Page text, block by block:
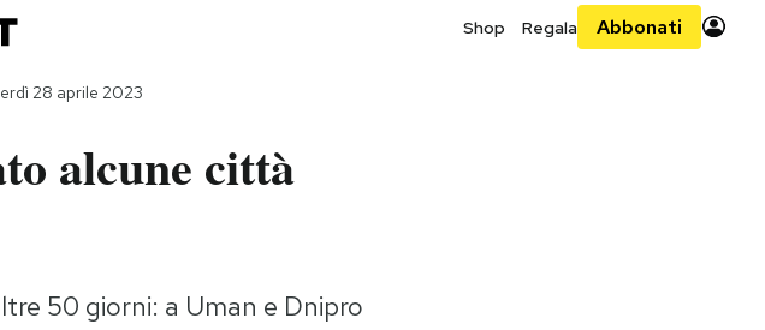
Shop Regala Abbonati
28 aprile 2023
alcune città
50 giorni: a Uman e Dnipro